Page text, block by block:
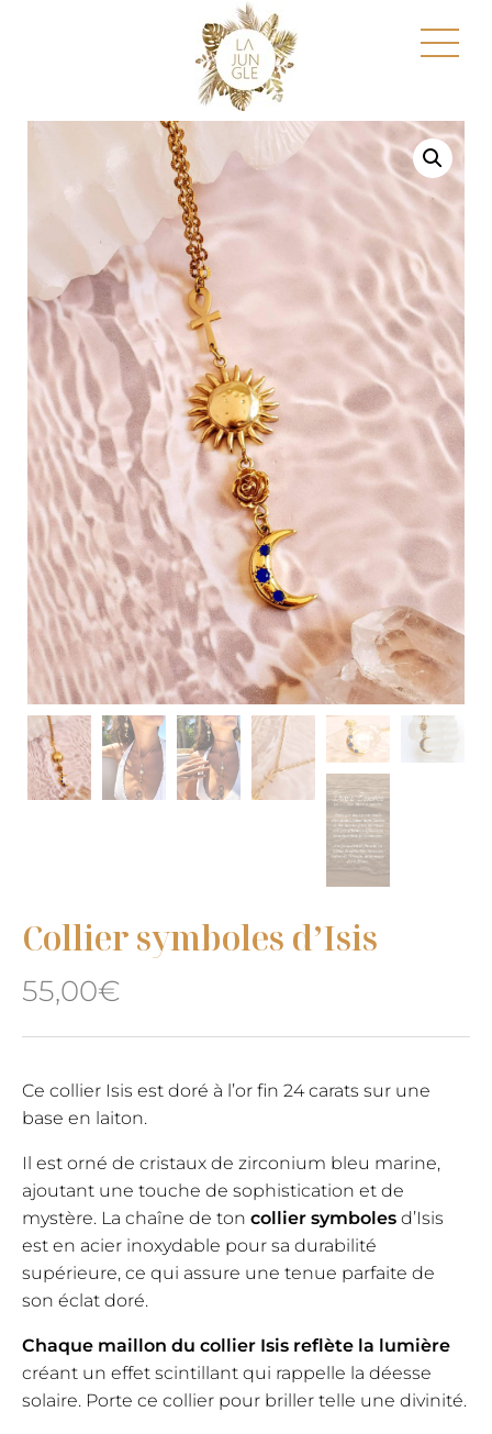
Collier symboles d’Isis
55,00€
Ce collier Isis est doré à l’or fin 24 carats sur une
base en laiton.
Il est orné de cristaux de zirconium bleu marine,
ajoutant une touche de sophistication et de
mystère. La chaîne de ton collier symboles d’Isis
est en acier inoxydable pour sa durabilité
supérieure, ce qui assure une tenue parfaite de
son éclat doré.
Chaque maillon du collier Isis reflète la lumière
créant un effet scintillant qui rappelle la déesse
solaire. Porte ce collier pour briller telle une divinité.